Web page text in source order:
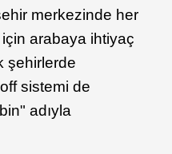
merkezinde her
arabaya ihtiyaç
şehirlerde
sistemi de
adıyla